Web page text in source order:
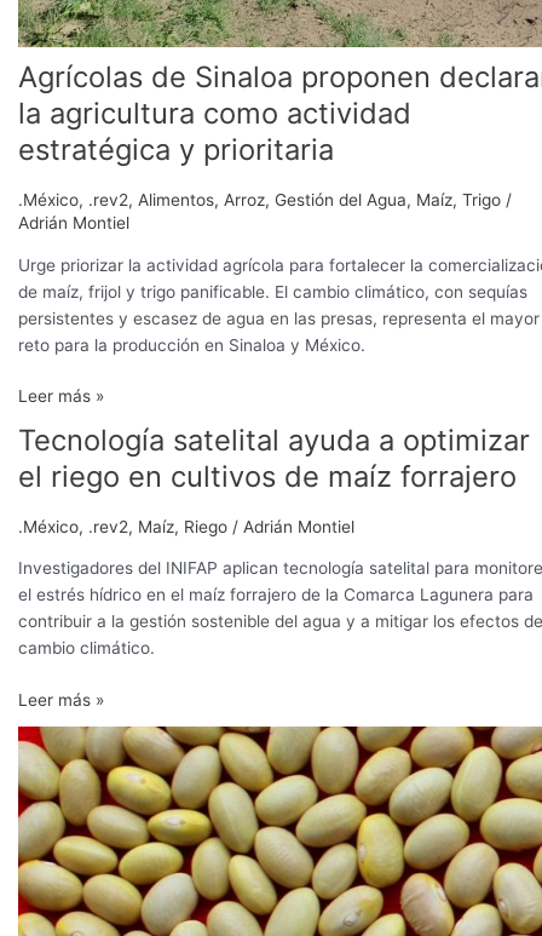
Agrícolas de Sinaloa proponen
la agricultura como actividad
estratégica y prioritaria
.México, .rev2, Alimentos, Arroz, Gestión del Agua, Maíz, Trigo /
Adrián Montiel
Urge priorizar la actividad agrícola para fortalecer la
de maíz, frijol y trigo panificable. El cambio climático, con sequías
persistentes y escasez de agua en las presas, representa el mayor
reto para la producción en Sinaloa y México.
Leer más »
Tecnología satelital ayuda a optimizar
el riego en cultivos de maíz forrajero
.México, .rev2, Maíz, Riego / Adrián Montiel
Investigadores del INIFAP aplican tecnología satelital para
el estrés hídrico en el maíz forrajero de la Comarca Lagunera para
contribuir a la gestión sostenible del agua y a mitigar los efectos
cambio climático.
Tecnología
satelital
ayuda
optimizar
el
riego
en
cultivos
maíz
forrajero
Leer más »
Científicos
exploran
potencial
del
frijol
para
elaborar
harina